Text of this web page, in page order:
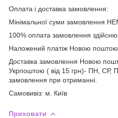
Оплата і доставка замовлення:
Мінімальної суми замовлення
100% оплата замовлення
Наложений платіж Новою
Доставка замовлення Новою
Укрпоштою ( від 15 грн)- ПН, СР,
замовлення при отриманні.
Самовивіз: м. Київ
Приховати